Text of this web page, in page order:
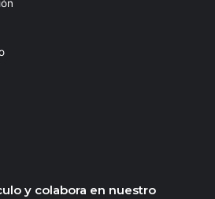
y colabora en nuestro